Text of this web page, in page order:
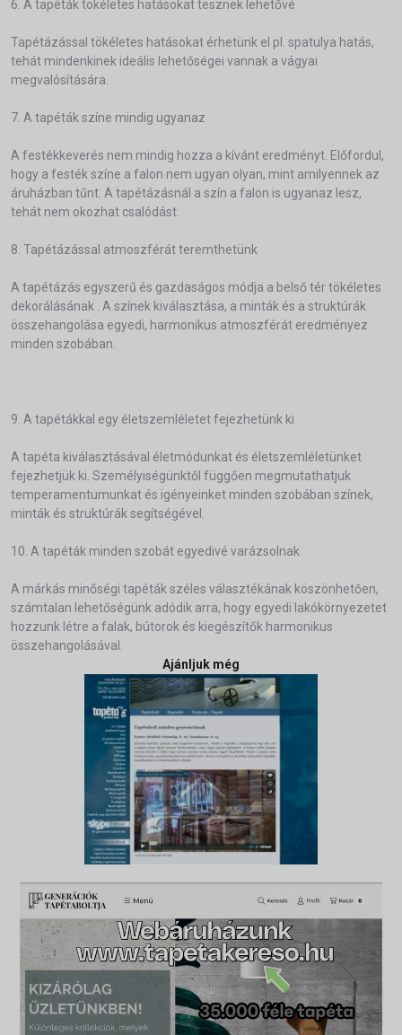
6. A tapéták tökéletes hatásokat tesznek lehetővé
Tapétázással tökéletes hatásokat érhetünk el pl. spatulya hatás,
tehát mindenkinek ideális lehetőségei vannak a vágyai
megvalósítására.
7. A tapéták színe mindig ugyanaz
A festékkeverés nem mindig hozza a kívánt eredményt. Előfordul,
hogy a festék színe a falon nem ugyan olyan, mint amilyennek az
áruházban tűnt. A tapétázásnál a szín a falon is ugyanaz lesz,
tehát nem okozhat csalódást.
8. Tapétázással atmoszférát teremthetünk
A tapétázás egyszerű és gazdaságos módja a belső tér tökéletes
dekorálásának . A színek kiválasztása, a minták és a struktúrák
összehangolása egyedi, harmonikus atmoszférát eredményez
minden szobában.
9. A tapétákkal egy életszemléletet fejezhetünk ki
A tapéta kiválasztásával életmódunkat és életszemléletünket
fejezhetjük ki. Személyiségünktől függően megmutathatjuk
temperamentumunkat és igényeinket minden szobában színek,
minták és struktúrák segítségével.
10. A tapéták minden szobát egyedivé varázsolnak
A márkás minőségi tapéták széles választékának köszönhetően,
számtalan lehetőségünk adódik arra, hogy egyedi lakókörnyezetet
hozzunk létre a falak, bútorok és kiegészítők harmonikus
összehangolásával.
Ajánljuk még